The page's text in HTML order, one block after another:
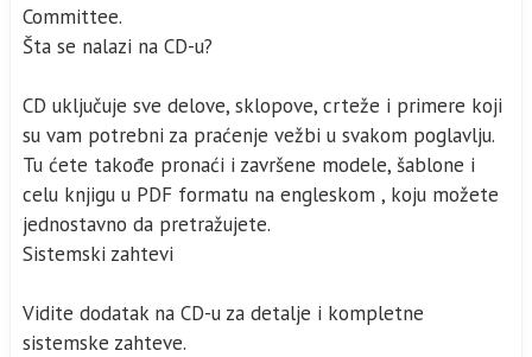
Committee.
Šta se nalazi na CD-u?
CD uključuje sve delove, sklopove, crteže i primere koji
su vam potrebni za praćenje vežbi u svakom poglavlju.
Tu ćete takođe pronaći i završene modele, šablone i
celu knjigu u PDF formatu na engleskom , koju možete
jednostavno da pretražujete.
Sistemski zahtevi
Vidite dodatak na CD-u za detalje i kompletne
sistemske zahteve.